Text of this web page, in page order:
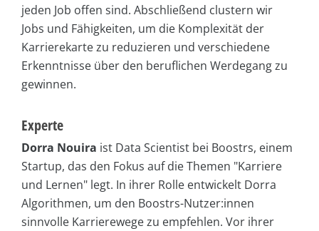
jeden Job offen sind. Abschließend clustern wir
Jobs und Fähigkeiten, um die Komplexität der
Karrierekarte zu reduzieren und verschiedene
Erkenntnisse über den beruflichen Werdegang zu
gewinnen.
Experte
Dorra Nouira ist Data Scientist bei Boostrs, einem
Startup, das den Fokus auf die Themen "Karriere
und Lernen" legt. In ihrer Rolle entwickelt Dorra
Algorithmen, um den Boostrs-Nutzer:innen
sinnvolle Karrierewege zu empfehlen. Vor ihrer